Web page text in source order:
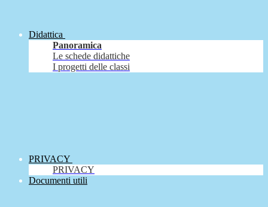
Didattica
Panoramica
Le schede didattiche
I progetti delle classi
PRIVACY
PRIVACY
Documenti utili